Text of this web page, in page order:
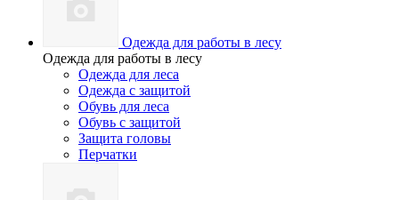
Одежда для работы в лесу
Одежда для работы в лесу
Одежда для леса
Одежда с защитой
Обувь для леса
Обувь с защитой
Защита головы
Перчатки